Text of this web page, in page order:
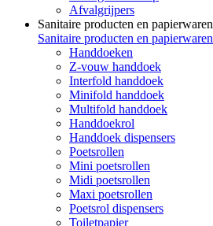
Afvalgrijpers
Sanitaire producten en papierwaren
Sanitaire producten en papierwaren
Handdoeken
Z-vouw handdoek
Interfold handdoek
Minifold handdoek
Multifold handdoek
Handdoekrol
Handdoek dispensers
Poetsrollen
Mini poetsrollen
Midi poetsrollen
Maxi poetsrollen
Poetsrol dispensers
Toiletpapier